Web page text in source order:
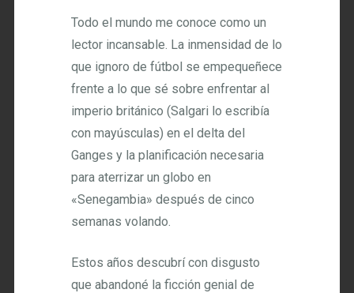
Todo el mundo me conoce como un
lector incansable. La inmensidad de lo
que ignoro de fútbol se empequeñece
frente a lo que sé sobre enfrentar al
imperio británico (Salgari lo escribía
con mayúsculas) en el delta del
Ganges y la planificación necesaria
para aterrizar un globo en
«Senegambia» después de cinco
semanas volando.
Estos años descubrí con disgusto
que abandoné la ficción genial de